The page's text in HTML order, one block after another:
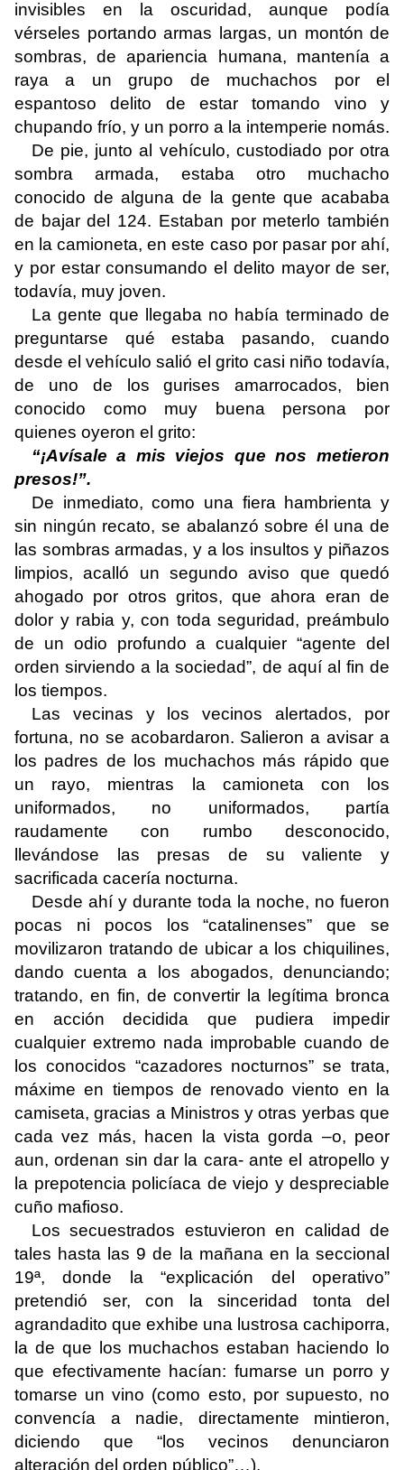
invisibles en la oscuridad, aunque podía
vérseles portando armas largas, un montón de
sombras, de apariencia humana, mantenía a
raya a un grupo de muchachos por el
espantoso delito de estar tomando vino y
chupando frío, y un porro a la intemperie nomás.
De pie, junto al vehículo, custodiado por otra
sombra armada, estaba otro muchacho
conocido de alguna de la gente que acababa
de bajar del 124. Estaban por meterlo también
en la camioneta, en este caso por pasar por ahí,
y por estar consumando el delito mayor de ser,
todavía, muy joven.
La gente que llegaba no había terminado de
preguntarse qué estaba pasando, cuando
desde el vehículo salió el grito casi niño todavía,
de uno de los gurises amarrocados, bien
conocido como muy buena persona por
quienes oyeron el grito:
“¡Avísale a mis viejos que nos metieron
presos!”.
De inmediato, como una fiera hambrienta y
sin ningún recato, se abalanzó sobre él una de
las sombras armadas, y a los insultos y piñazos
limpios, acalló un segundo aviso que quedó
ahogado por otros gritos, que ahora eran de
dolor y rabia y, con toda seguridad, preámbulo
de un odio profundo a cualquier “agente del
orden sirviendo a la sociedad”, de aquí al fin de
los tiempos.
Las vecinas y los vecinos alertados, por
fortuna, no se acobardaron. Salieron a avisar a
los padres de los muchachos más rápido que
un rayo, mientras la camioneta con los
uniformados, no uniformados, partía
raudamente con rumbo desconocido,
llevándose las presas de su valiente y
sacrificada cacería nocturna.
Desde ahí y durante toda la noche, no fueron
pocas ni pocos los “catalinenses” que se
movilizaron tratando de ubicar a los chiquilines,
dando cuenta a los abogados, denunciando;
tratando, en fin, de convertir la legítima bronca
en acción decidida que pudiera impedir
cualquier extremo nada improbable cuando de
los conocidos “cazadores nocturnos” se trata,
máxime en tiempos de renovado viento en la
camiseta, gracias a Ministros y otras yerbas que
cada vez más, hacen la vista gorda –o, peor
aun, ordenan sin dar la cara- ante el atropello y
la prepotencia policíaca de viejo y despreciable
cuño mafioso.
Los secuestrados estuvieron en calidad de
tales hasta las 9 de la mañana en la seccional
19ª, donde la “explicación del operativo”
pretendió ser, con la sinceridad tonta del
agrandadito que exhibe una lustrosa cachiporra,
la de que los muchachos estaban haciendo lo
que efectivamente hacían: fumarse un porro y
tomarse un vino (como esto, por supuesto, no
convencía a nadie, directamente mintieron,
diciendo que “los vecinos denunciaron
alteración del orden público”…).